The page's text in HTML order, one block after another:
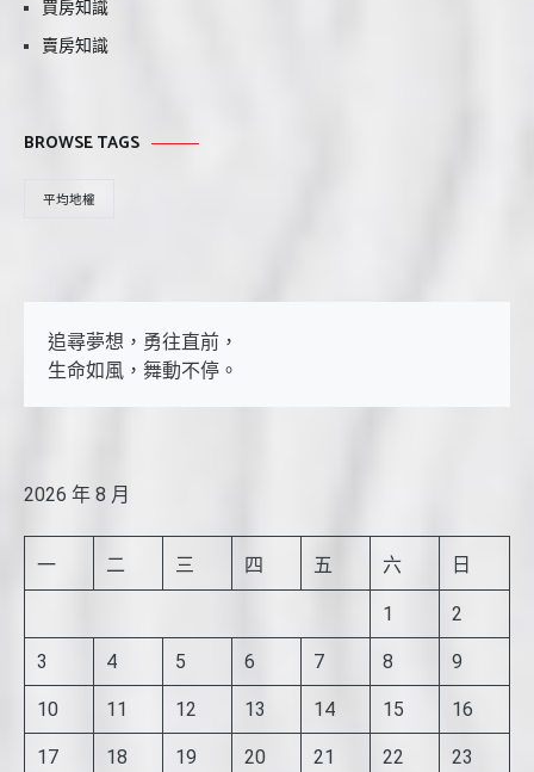
買房知識
賣房知識
BROWSE TAGS
平均地權
追尋夢想，勇往直前，
生命如風，舞動不停。
2026 年 8 月
一 二 三 四 五 六 日
1 2
3 4 5 6 7 8 9
10 11 12 13 14 15 16
17 18 19 20 21 22 23